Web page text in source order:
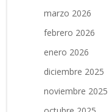
marzo 2026
febrero 2026
enero 2026
diciembre 2025
noviembre 2025